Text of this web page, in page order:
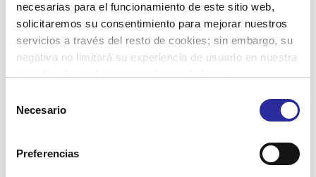
necesarias para el funcionamiento de este sitio web,
solicitaremos su consentimiento para mejorar nuestros
servicios a través del resto de cookies; sin embargo, su
negativa no limitará su experiencia de usuario en nuestra
más información, puede consultar nuestra
Política de
Necesario
Preferencias
Buscar